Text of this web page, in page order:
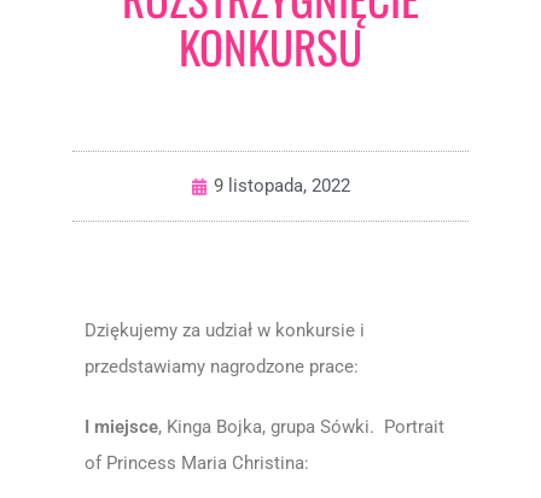
KONKURSU
9 listopada, 2022
Dziękujemy za udział w konkursie i
przedstawiamy nagrodzone prace:
I miejsce, Kinga Bojka, grupa Sówki. Portrait
of Princess Maria Christina: